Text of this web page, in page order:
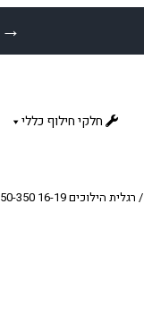
→
חלקי חילוף כללי
/ רגלית הילוכים HUSQVARNA FE/FC 250-350 16-19